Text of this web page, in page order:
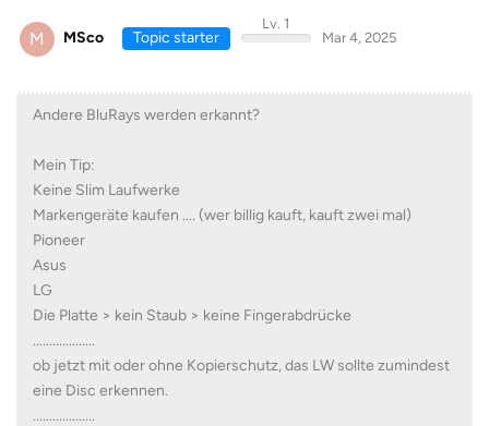
M MSco Topic starter
Lv. 1
Mar 4, 2025
Andere BluRays werden erkannt?
Mein Tip:
Keine Slim Laufwerke
Markengeräte kaufen .... (wer billig kauft, kauft zwei mal)
Pioneer
Asus
LG
Die Platte > kein Staub > keine Fingerabdrücke
...................
ob jetzt mit oder ohne Kopierschutz, das LW sollte zumindest
eine Disc erkennen.
...................